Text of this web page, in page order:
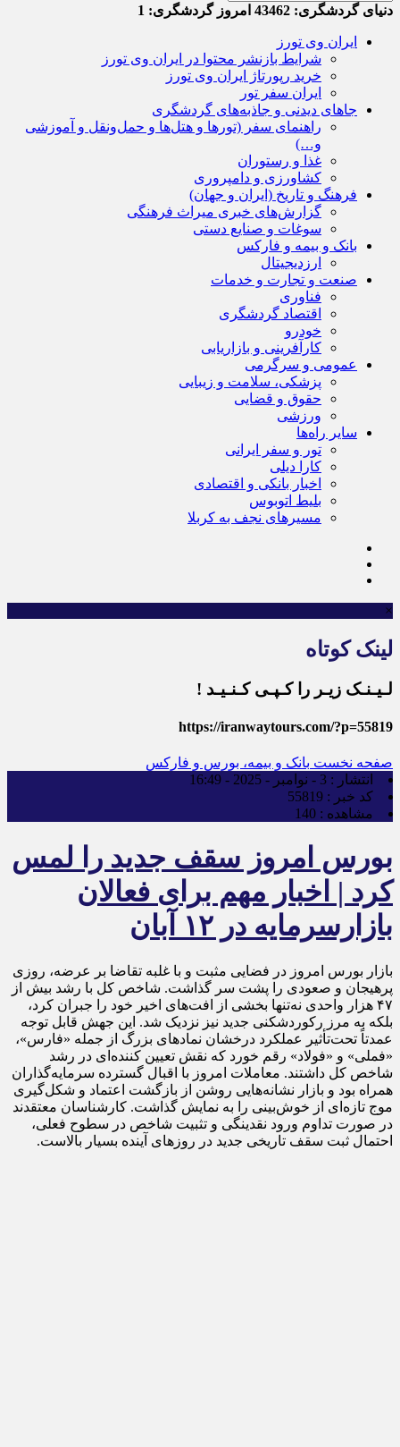
دنیای گردشگری: امروز گردشگری:
ایران وی تورز
شرایط بازنشر محتوا در ایران وی تورز
خرید رپورتاژ ایران وی تورز
ایران سفر تور
جاهای دیدنی و جاذبه‌های گردشگری
راهنمای سفر (تورها و هتل‌ها و حمل‌و‌نقل و آموزشی
و…)
غذا و رستوران
کشاورزی و دامپروری
فرهنگ و تاریخ (ایران و جهان)
گزارش‌های خبری میراث فرهنگی
سوغات و صنایع دستی
بانک و بیمه و فارکس
ارزدیجیتال
صنعت و تجارت و خدمات
فناوری
اقتصاد گردشگری
خودرو
کارآفرینی و بازاریابی
عمومی و سرگرمی
پزشکی، سلامت و زیبایی
حقوق و قضایی
ورزشی
سایر راه‌ها
تور و سفر ایرانی
کارا دیلی
اخبار بانکی و اقتصادی
بلیط اتوبوس
مسیرهای نجف به کربلا
×
لینک کوتاه
لـیـنـک زیـر را کـپـی کـنـیـد !
https://iranwaytours.com/?p=55819
صفحه نخست بانک و بیمه، بورس و فارکس
انتشار : 3 - نوامبر - 2025 - 16:49
کد خبر : 55819
مشاهده : 140
بورس امروز سقف جدید را لمس
کرد | اخبار مهم برای فعالان
بازارسرمایه در ۱۲ آبان
بازار بورس امروز در فضایی مثبت و با غلبه تقاضا بر عرضه، روزی
پرهیجان و صعودی را پشت سر گذاشت. شاخص کل با رشد بیش از
۴۷ هزار واحدی نه‌تنها بخشی از افت‌های اخیر خود را جبران کرد،
بلکه به مرز رکوردشکنی جدید نیز نزدیک شد. این جهش قابل توجه
عمدتاً تحت‌تأثیر عملکرد درخشان نمادهای بزرگ از جمله «فارس»،
«فملی» و «فولاد» رقم خورد که نقش تعیین‌ کننده‌ای در رشد
شاخص کل داشتند. معاملات امروز با اقبال گسترده سرمایه‌گذاران
همراه بود و بازار نشانه‌هایی روشن از بازگشت اعتماد و شکل‌گیری
موج تازه‌ای از خوش‌بینی را به نمایش گذاشت. کارشناسان معتقدند
در صورت تداوم ورود نقدینگی و تثبیت شاخص در سطوح فعلی،
احتمال ثبت سقف تاریخی جدید در روزهای آینده بسیار بالاست.